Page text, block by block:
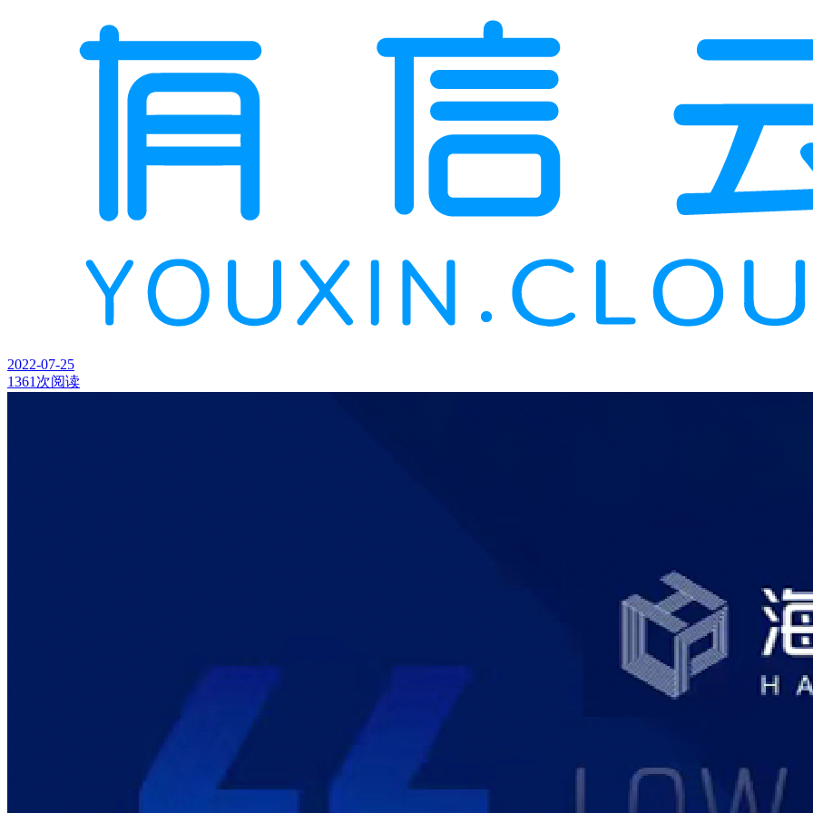
2022-07-25
1361次阅读